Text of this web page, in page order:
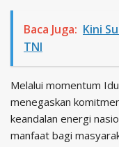
Baca Juga: Kini
TNI
Melalui momentum
menegaskan
keandalan energi
manfaat bagi